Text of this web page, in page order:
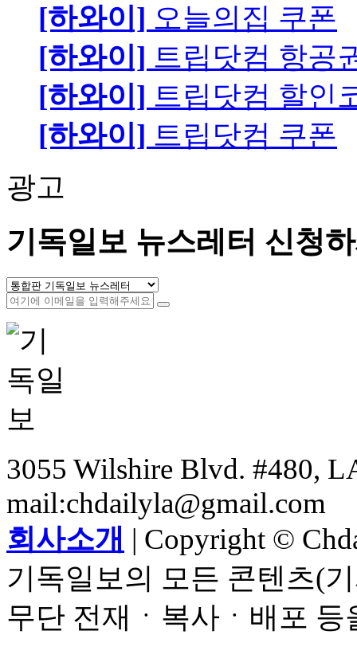
[하와이] 오늘의집 쿠폰
[하와이] 트립닷컴 항공
[하와이] 트립닷컴 할인
[하와이] 트립닷컴 쿠폰
광고
기독일보 뉴스레터 신청
3055 Wilshire Blvd. #480,
mail:chdailyla@gmail.com
회사소개 | Copyright ©
기독일보의 모든 콘텐츠(
무단 전재ㆍ복사ㆍ배포 등